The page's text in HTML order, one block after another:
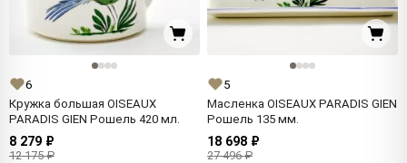
6
Кружка большая OISEAUX
PARADIS GIEN Рошель 420 мл.
8 279 ₽
12 175 ₽
5
Масленка OISEAUX PARADIS GIEN
Рошель 135 мм.
18 698 ₽
27 496 ₽